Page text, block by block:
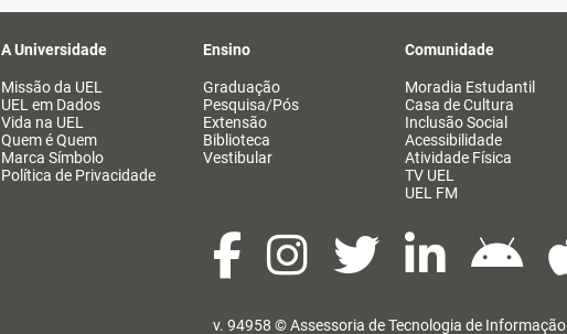
A Universidade
Missão da UEL
UEL em Dados
Vida na UEL
Quem é Quem
Marca Símbolo
Política de Privacidade
Ensino
Graduação
Pesquisa/Pós
Extensão
Biblioteca
Vestibular
Comunidade
Moradia Estudantil
Casa de Cultura
Inclusão Social
Acessibilidade
Atividade Física
TV UEL
UEL FM
v. 94958 ©Assessoria de Tecnologia de Informação